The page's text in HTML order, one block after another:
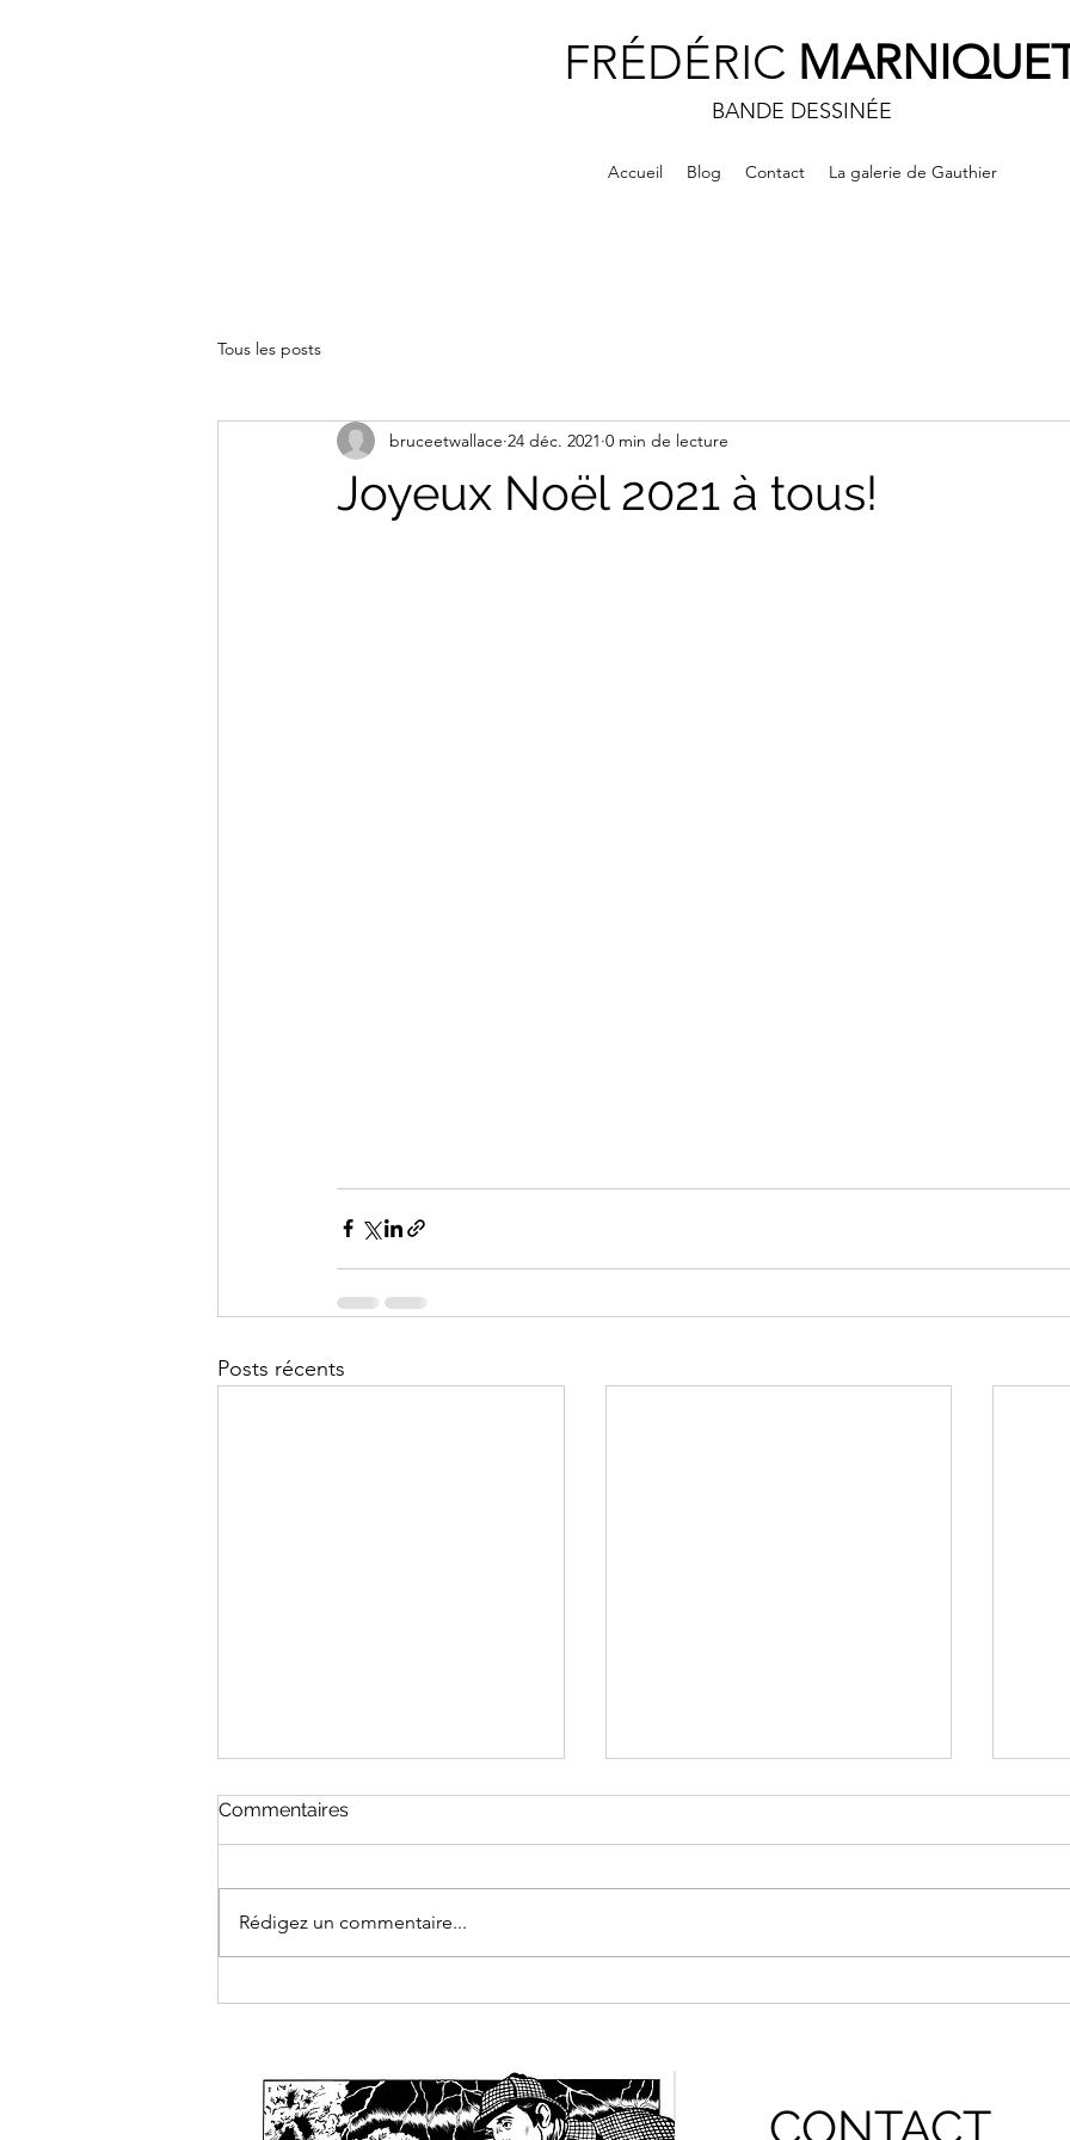
Accueil Blog Contact La galerie de Gauthier
FRÉDÉRIC
BANDE DESSINÉE
Tous les posts
Joyeux Noël 2021 à tous!
bruceetwallace 24 déc. 2021 0 min de lecture
Posts récents
Commentaires
Rédigez un commentaire...
CONTACT